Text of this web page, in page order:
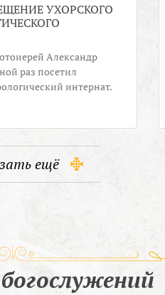
УХОРСКОГО
Александр
раз посетил
интернат.
ещё